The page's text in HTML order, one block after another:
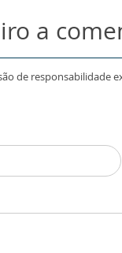
a
de responsabilidade